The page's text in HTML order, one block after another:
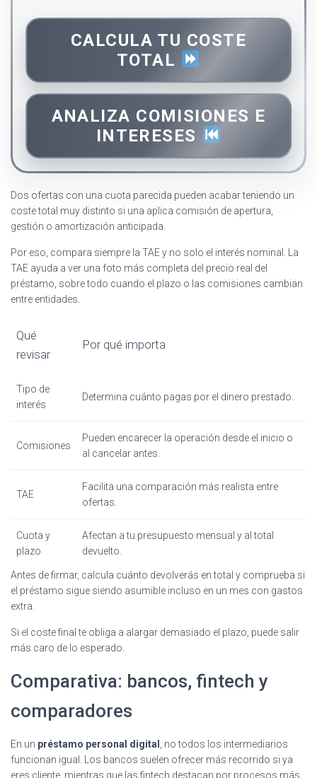
CALCULA TU COSTE
TOTAL
ANALIZA COMISIONES E
INTERESES
Dos ofertas con una cuota parecida pueden acabar teniendo un
coste total muy distinto si una aplica comisión de apertura,
gestión o amortización anticipada.
Por eso, compara siempre la TAE y no solo el interés nominal. La
TAE ayuda a ver una foto más completa del precio real del
préstamo, sobre todo cuando el plazo o las comisiones cambian
entre entidades.
Qué
revisar
Por qué importa
Tipo de
interés
Determina cuánto pagas por el dinero prestado.
Comisiones
Pueden encarecer la operación desde el inicio o
al cancelar antes.
TAE
Facilita una comparación más realista entre
ofertas.
Cuota y
plazo
Afectan a tu presupuesto mensual y al total
devuelto.
Antes de firmar, calcula cuánto devolverás en total y comprueba si
el préstamo sigue siendo asumible incluso en un mes con gastos
extra.
Si el coste final te obliga a alargar demasiado el plazo, puede salir
más caro de lo esperado.
Comparativa: bancos, fintech y
comparadores
En un préstamo personal digital
, no todos los intermediarios
funcionan igual. Los bancos suelen ofrecer más recorrido si ya
eres cliente, mientras que las fintech destacan por procesos más